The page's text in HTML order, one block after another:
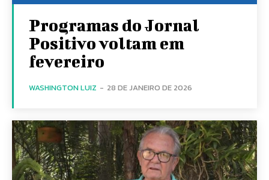
Programas do Jornal
Positivo voltam em
fevereiro
WASHINGTON LUIZ - 28 DE JANEIRO DE 2026